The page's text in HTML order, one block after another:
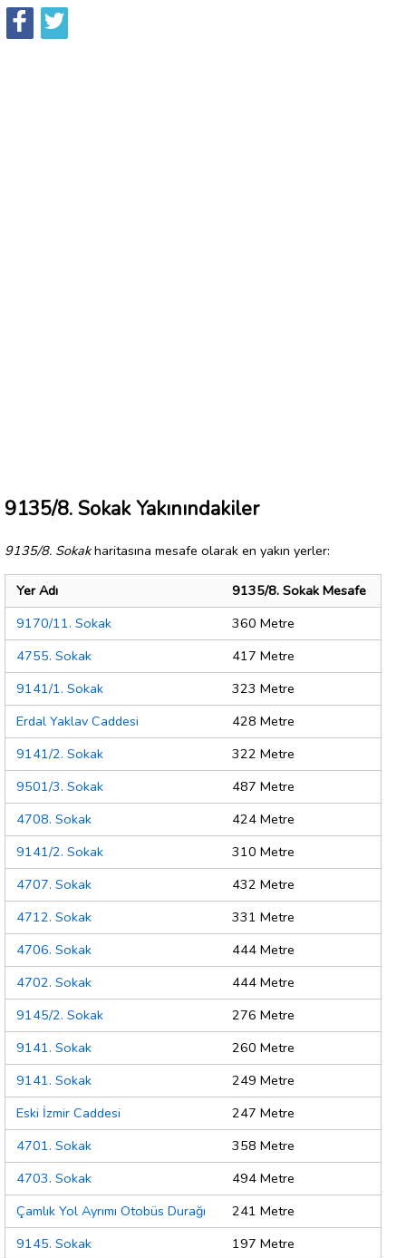
9135/8. Sokak Yakınındakiler
9135/8. Sokakharitasına mesafe olarak en yakın yerler:
Yer Adı
9135/8. Sokak Mesafe
9170/11. Sokak
360 Metre
4755. Sokak
417 Metre
9141/1. Sokak
323 Metre
Erdal Yaklav Caddesi
428 Metre
9141/2. Sokak
322 Metre
9501/3. Sokak
487 Metre
4708. Sokak
424 Metre
9141/2. Sokak
310 Metre
4707. Sokak
432 Metre
4712. Sokak
331 Metre
4706. Sokak
444 Metre
4702. Sokak
444 Metre
9145/2. Sokak
276 Metre
9141. Sokak
260 Metre
9141. Sokak
249 Metre
Eski İzmir Caddesi
247 Metre
4701. Sokak
358 Metre
4703. Sokak
494 Metre
Çamlık Yol Ayrımı Otobüs Durağı
241 Metre
9145. Sokak
197 Metre